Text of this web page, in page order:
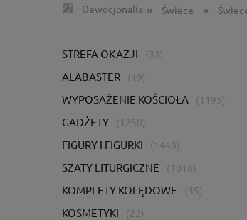
Dewocjonalia » Świece »
STREFA OKAZJI (33)
ALABASTER (19)
WYPOSAŻENIE KOŚCIOŁA (1195)
GADŻETY (1250)
FIGURY I FIGURKI (1443)
SZATY LITURGICZNE (1018)
KOMPLETY KOLĘDOWE (35)
KOSMETYKI (22)